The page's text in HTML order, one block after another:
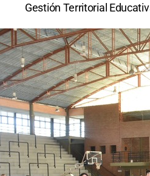
Gestión Territorial